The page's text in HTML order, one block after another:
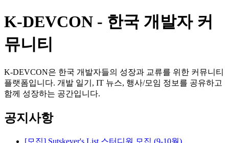
K-DEVCON - 한국 개발자 커
뮤니티
K-DEVCON은 한국 개발자들의 성장과 교류를 위한 커뮤니티
플랫폼입니다. 개발 일기, IT 뉴스, 행사/모임 정보를 공유하고
함께 성장하는 공간입니다.
공지사항
[모집] Sutskever's List 스터디원 모집 (9-10월)